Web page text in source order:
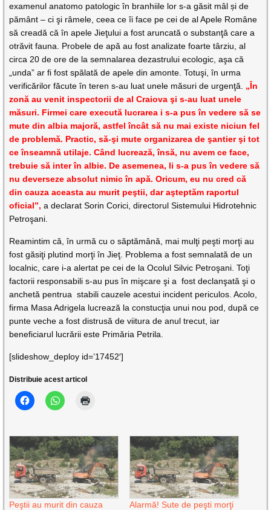
examenul anatomo patologic în branhiile lor s-a găsit mâl și de
pământ – ci şi râmele, ceea ce îi face pe cei de al Apele Române
să creadă că în apele Jieţului a fost aruncată o substanţă care a
otrăvit fauna. Probele de apă au fost analizate foarte târziu, al
circa 20 de ore de la semnalarea dezastrului ecologic, aşa că
„unda” ar fi fost spălată de apele din amonte. Totuşi, în urma
verificărilor făcute în teren s-au luat unele măsuri de urgenţă. „În
zonă au venit inspectorii de al Craiova şi s-au luat unele
măsuri. Firmei care execută lucrarea i s-a pus în vedere să se
mute din albia majoră, astfel încât să nu mai existe niciun fel
de problemă. Practic, să-şi mute organizarea de şantier şi tot
ce înseamnă utilaje. Când lucrează, însă, nu avem ce face,
trebuie să inter în albie. De asemenea, li s-a pus în vedere să
nu deverseze absolut nimic în apă. Oricum, eu nu cred că
din cauza aceasta au murit peştii, dar aşteptăm raportul
oficial”, a declarat Sorin Corici, directorul Sistemului Hidrotehnic
Petroşani.
Reamintim că, în urmă cu o săptămână, mai mulţi peşti morţi au
fost găsiţi plutind morţi în Jieţ. Problema a fost semnalată de un
localnic, care i-a alertat pe cei de la Ocolul Silvic Petroşani. Toţi
factorii responsabili s-au pus în mişcare şi a fost declanşată şi o
anchetă pentrua stabili cauzele acestui incident periculos. Acolo,
firma Masa Adrigela lucrează la constucţia unui nou pod, după ce
punte veche a fost distrusă de viitura de anul trecut, iar
beneficiarul lucrării este Primăria Petrila.
[slideshow_deploy id=’17452′]
Distribuie acest articol
Peştii au murit din cauza
Alarmă! Sute de peşti morţi